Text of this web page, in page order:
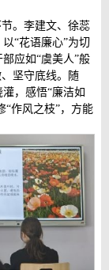
。李建文、徐蕊
“花语廉心”为切
应如“虞美人”般
坚守底线。随
，感悟“廉洁如
作风之枝”，方能